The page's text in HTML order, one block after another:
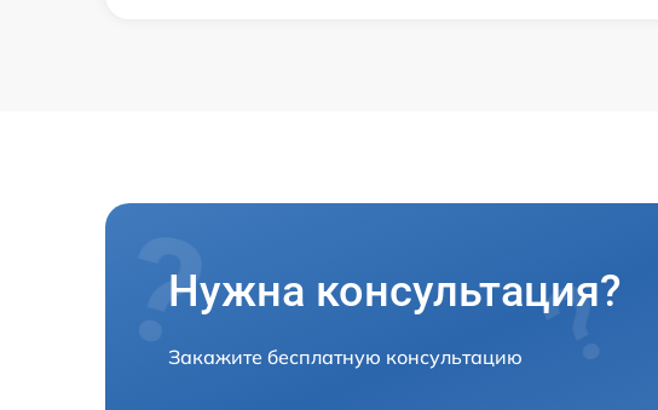
Нужна консультация?
Закажите бесплатную консультацию